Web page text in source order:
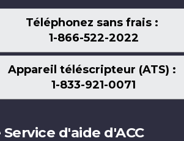
Téléphonez sans frais :
1-866-522-2022
Appareil téléscripteur (ATS) :
1-833-921-0071
Service d'aide d'ACC